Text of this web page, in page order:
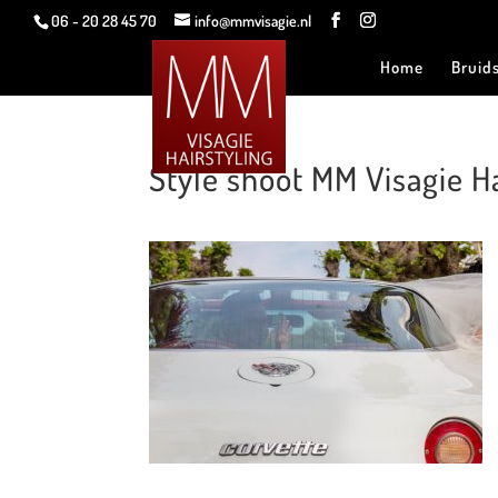
06 - 20 28 45 70 info@mmvisagie.nl
Home
Style shoot MM Visagie